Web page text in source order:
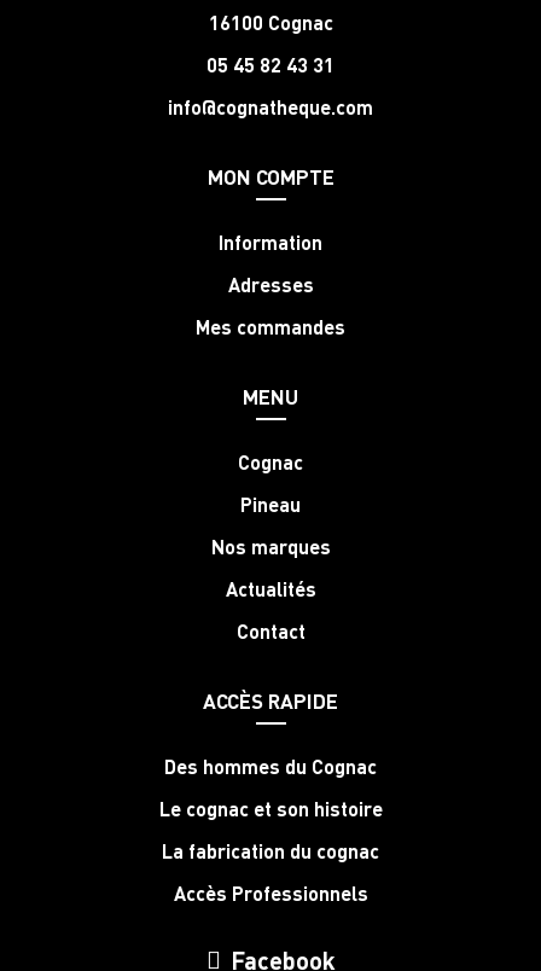
16100 Cognac
05 45 82 43 31
info@cognatheque.com
MON COMPTE
Information
Adresses
Mes commandes
MENU
Cognac
Pineau
Nos marques
Actualités
Contact
ACCÈS RAPIDE
Des hommes du Cognac
Le cognac et son histoire
La fabrication du cognac
Accès Professionnels
Facebook